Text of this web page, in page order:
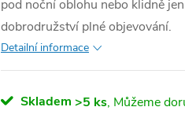
pod noční oblohu nebo klidně
dobrodružství plné objevování.
Detailní informace
Skladem >5 ks